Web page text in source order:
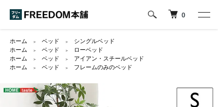
0
ホーム ＞ ベッド ＞
シングルベッド
ホーム
＞ ベッド ＞
ローベッド
ホーム
＞ ベッド ＞
アイアン・スチールベッド
ホーム
＞ ベッド ＞ フレームのみのベッド